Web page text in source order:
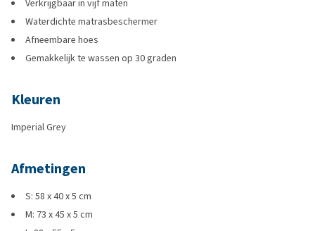
Verkrijgbaar in vijf maten
Waterdichte matrasbeschermer
Afneembare hoes
Gemakkelijk te wassen op 30 graden
Kleuren
Imperial Grey
Afmetingen
S: 58 x 40 x 5 cm
M: 73 x 45 x 5 cm